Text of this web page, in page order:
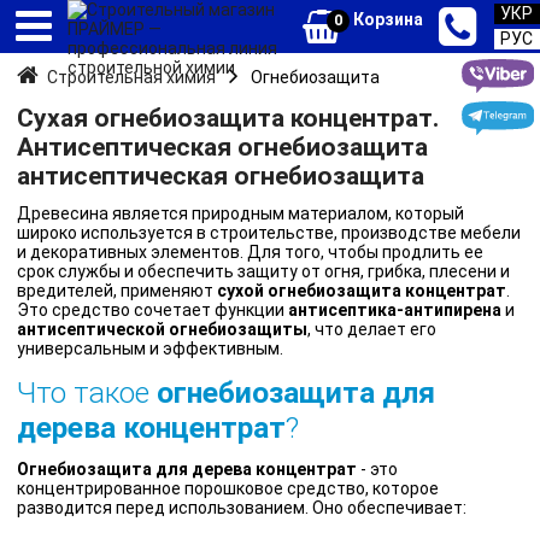
0 Корзина
УКР
РУС
Строительная химия
Огнебиозащита
Сухая огнебиозащита концентрат.
Антисептическая огнебиозащита
антисептическая огнебиозащита
Древесина является природным материалом, который
широко используется в строительстве, производстве мебели
и декоративных элементов. Для того, чтобы продлить ее
срок службы и обеспечить защиту от огня, грибка, плесени и
вредителей, применяют сухой огнебиозащита концентрат
Это средство сочетает функции антисептика-антипирена и
антисептической огнебиозащиты, что делает его
универсальным и эффективным.
Что такое огнебиозащита для
дерева концентрат?
Огнебиозащита для дерева концентрат - это
концентрированное порошковое средство, которое
разводится перед использованием. Оно обеспечивает: